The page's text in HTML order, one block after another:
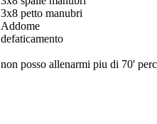
3x8 petto manubri
Addome
defaticamento
non posso allenarmi piu di 70'